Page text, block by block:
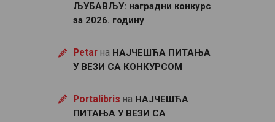
ЉУБАВЉУ: наградни конкурс
за 2026. годину
Petarна НАЈЧЕШЋА ПИТАЊА
У ВЕЗИ СА КОНКУРСОМ
Portalibris на НАЈЧЕШЋА
ПИТАЊА У ВЕЗИ СА